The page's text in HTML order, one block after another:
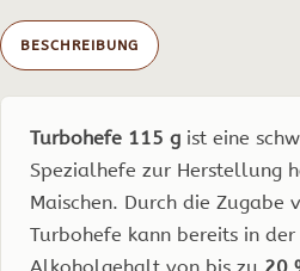
BESCHREIBUNG
Turbohefe 115 g ist eine
Spezialhefe zur Herstellung
Maischen. Durch die Zugabe
Turbohefe kann bereits in der